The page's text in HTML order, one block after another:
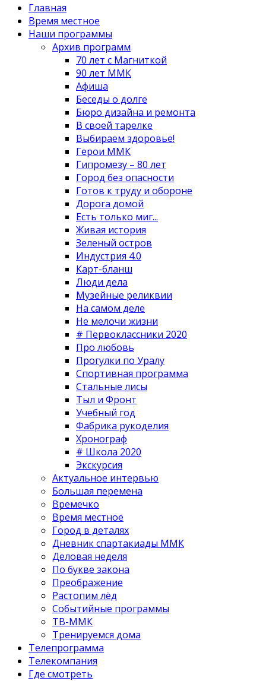
Главная
Время местное
Наши программы
Архив программ
70 лет с Магниткой
90 лет ММК
Афиша
Беседы о долге
Бюро дизайна и ремонта
В своей тарелке
Выбираем здоровье!
Герои ММК
Гипромезу – 80 лет
Город без опасности
Готов к труду и обороне
Дорога домой
Есть только миг...
Живая история
Зеленый остров
Индустрия 4.0
Карт-бланш
Люди дела
Музейные реликвии
На самом деле
Не мелочи жизни
# Первоклассники 2020
Про любовь
Прогулки по Уралу
Спортивная программа
Стальные лисы
Тыл и Фронт
Учебный год
Фабрика рукоделия
Хронограф
# Школа 2020
Экскурсия
Актуальное интервью
Большая перемена
Времечко
Время местное
Город в деталях
Дневник спартакиады ММК
Деловая неделя
По букве закона
Преображение
Растопим лёд
Событийные программы
ТВ-ММК
Тренируемся дома
Телепрограмма
Телекомпания
Где смотреть